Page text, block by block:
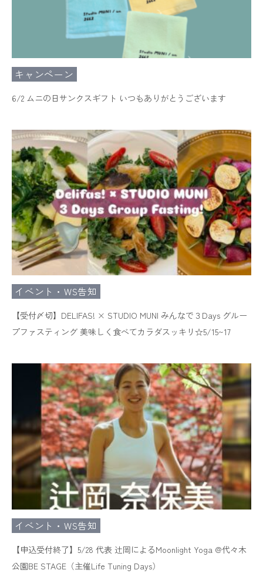
キャンペーン
6/2 ムニの日サンクスギフト いつもありがとうございます
イベント・WS告知
【受付〆切】DELIFAS! × STUDIO MUNI みんなで３Days グルー
プファスティング 美味しく食べてカラダスッキリ☆5/15~17
イベント・WS告知
【申込受付終了】5/28 代表 辻岡によるMoonlight Yoga @代々木
公園BE STAGE（主催Life Tuning Days）